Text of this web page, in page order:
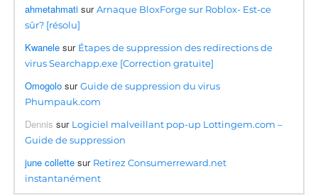
ahmetahmati surArnaque BloxForge sur Roblox- Est-ce
sûr? [résolu]
Kwanele sur Étapes de suppression des redirections de
virus Searchapp.exe [Correction gratuite]
Omogolo surGuide de suppression du virus
Phumpauk.com
Dennis sur Logiciel malveillant pop-up Lottingem.com –
Guide de suppression
june collette sur Retirez Consumerreward.net
instantanément